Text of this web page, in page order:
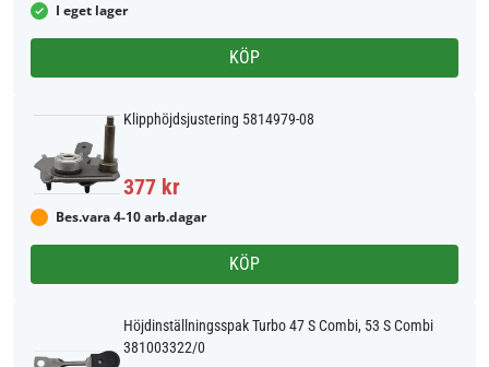
I eget lager
KÖP
Klipphöjdsjustering 5814979-08
377 kr
Bes.vara 4-10 arb.dagar
KÖP
Höjdinställningsspak Turbo 47 S Combi, 53 S Combi
381003322/0